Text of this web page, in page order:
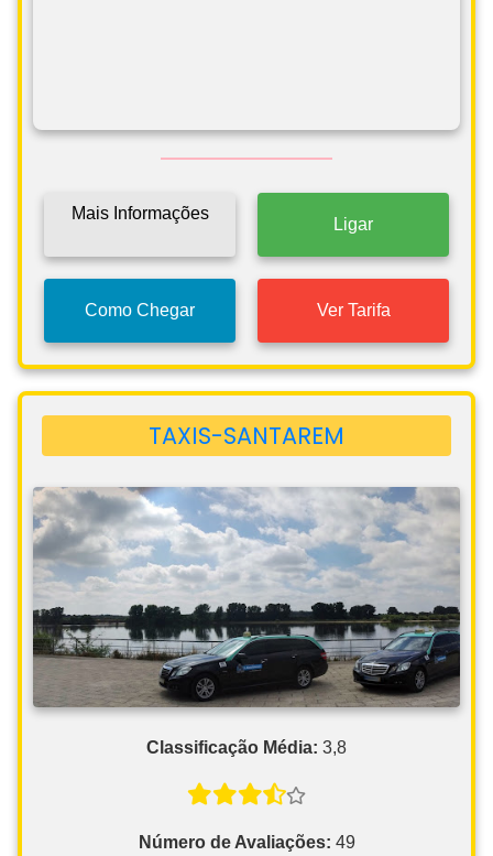
Mais Informações
Ligar
Como Chegar Ver Tarifa
TAXIS-SANTAREM
Classificação Média: 3,8
Número de Avaliações: 49